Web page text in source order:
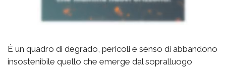
È un quadro di degrado, pericoli e senso di abbandono
insostenibile quello che emerge dal sopralluogo